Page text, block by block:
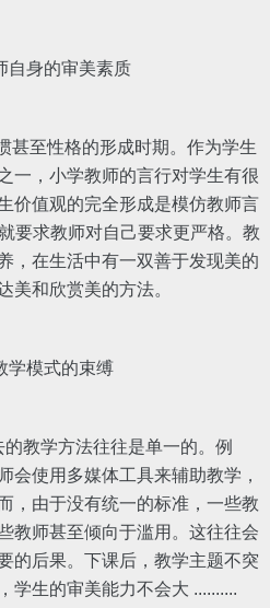
身的审美素质
甚至性格的形成时期。作为学生
一，小学教师的言行对学生有很
价值观的完全形成是模仿教师言
要求教师对自己要求更严格。教
，在生活中有一双善于发现美的
美和欣赏美的方法。
模式的束缚
教学方法往往是单一的。例
会使用多媒体工具来辅助教学，
，由于没有统一的标准，一些教
教师甚至倾向于滥用。这往往会
的后果。下课后，教学主题不突
学生的审美能力不会大 ..........